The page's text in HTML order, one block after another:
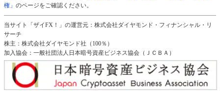
権」 のページをご確認ください。
当サイト「ザイFX！」の運営元：株式会社ダイヤモンド・フィナンシャル・リ
サーチ
株主：株式会社ダイヤモンド社（100％）
加入協会：一般社団法人日本暗号資産ビジネス協会（ＪＣＢＡ）